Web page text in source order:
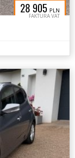
28 905 PLN
FAKTURA VAT